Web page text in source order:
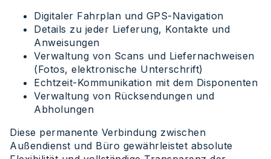
Digitaler Fahrplan und GPS-Navigation
Details zu jeder Lieferung, Kontakte und
Anweisungen
Verwaltung von Scans und Liefernachweisen
(Fotos, elektronische Unterschrift)
Echtzeit-Kommunikation mit dem Disponenten
Verwaltung von Rücksendungen und
Abholungen
Diese permanente Verbindung zwischen
Außendienst und Büro gewährleistet absolute